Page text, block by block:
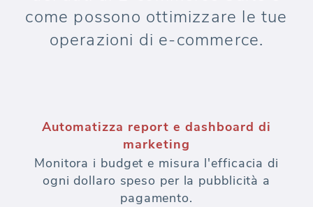
come possono ottimizzare le tue
operazioni di e-commerce.
Automatizza report e dashboard di
marketing
Monitora i budget e misura l'efficacia di
ogni dollaro speso per la pubblicità a
pagamento.